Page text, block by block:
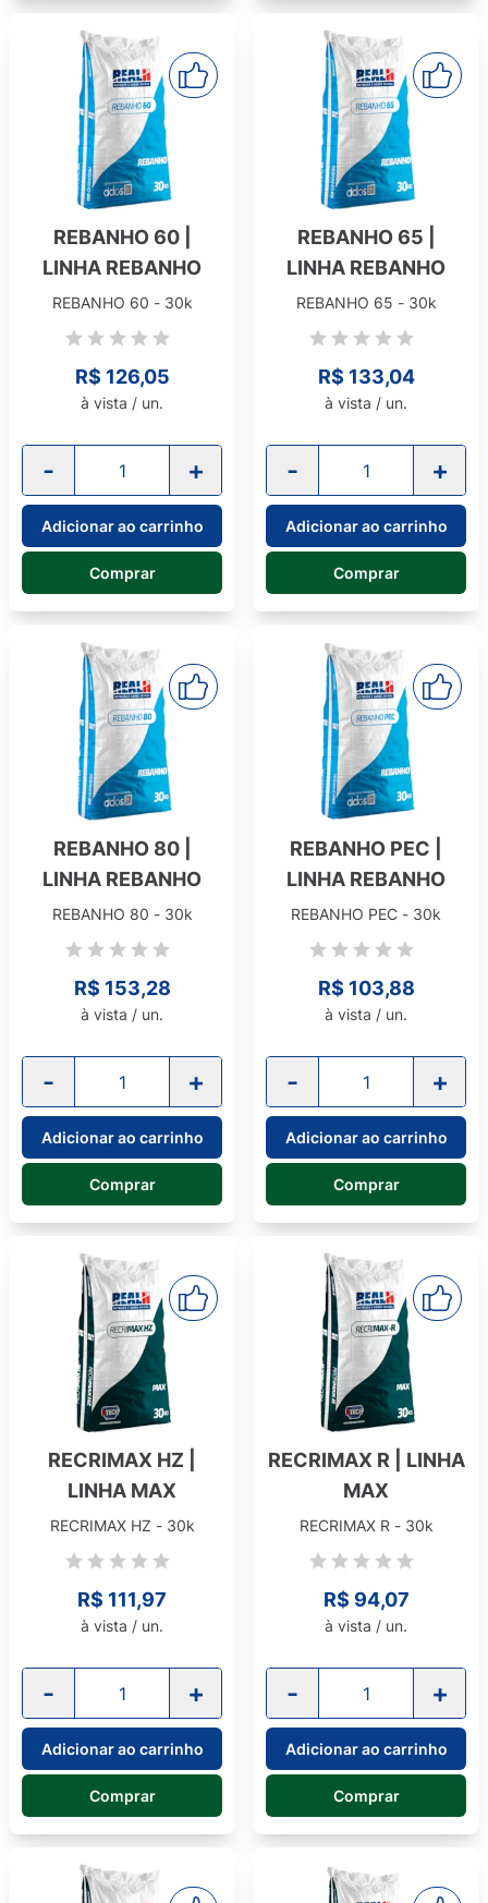
REBANHO 60 |
LINHA REBANHO
REBANHO 60 - 30k
R$ 126,05
à vista / un.
- +
Adicionar ao carrinho
Comprar
REBANHO 65 |
LINHA REBANHO
REBANHO 65 - 30k
R$ 133,04
à vista / un.
- +
Adicionar ao carrinho
Comprar
REBANHO 80 |
LINHA REBANHO
REBANHO 80 - 30k
R$ 153,28
à vista / un.
- +
Adicionar ao carrinho
Comprar
REBANHO PEC |
LINHA REBANHO
REBANHO PEC - 30k
R$ 103,88
à vista / un.
- +
Adicionar ao carrinho
Comprar
RECRIMAX HZ |
LINHA MAX
RECRIMAX HZ - 30k
R$ 111,97
à vista / un.
- +
Adicionar ao carrinho
Comprar
RECRIMAX R | LINHA
MAX
RECRIMAX R - 30k
R$ 94,07
à vista / un.
- +
Adicionar ao carrinho
Comprar